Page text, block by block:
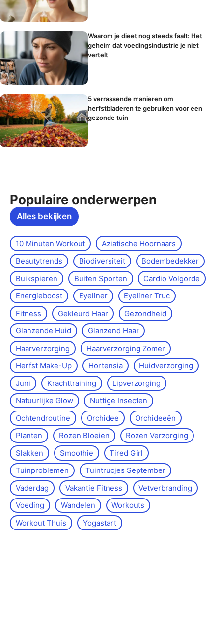
Waarom je dieet nog steeds faalt: Het
geheim dat voedingsindustrie je niet
vertelt
5 verrassende manieren om
herfstbladeren te gebruiken voor een
gezonde tuin
Populaire onderwerpen
Alles bekijken
10 Minuten Workout
Aziatische Hoornaars
Beautytrends
Biodiversiteit
Bodembedekker
Buikspieren
Buiten Sporten
Cardio Volgorde
Energieboost
Eyeliner
Eyeliner Truc
Fitness
Gekleurd Haar
Gezondheid
Glanzende Huid
Glanzend Haar
Haarverzorging
Haarverzorging Zomer
Herfst Make-Up
Hortensia
Huidverzorging
Juni
Krachttraining
Lipverzorging
Natuurlijke Glow
Nuttige Insecten
Ochtendroutine
Orchidee
Orchideeën
Planten
Rozen Bloeien
Rozen Verzorging
Slakken
Smoothie
Tired Girl
Tuinproblemen
Tuintrucjes September
Vaderdag
Vakantie Fitness
Vetverbranding
Voeding
Wandelen
Workouts
Workout Thuis
Yoga­start